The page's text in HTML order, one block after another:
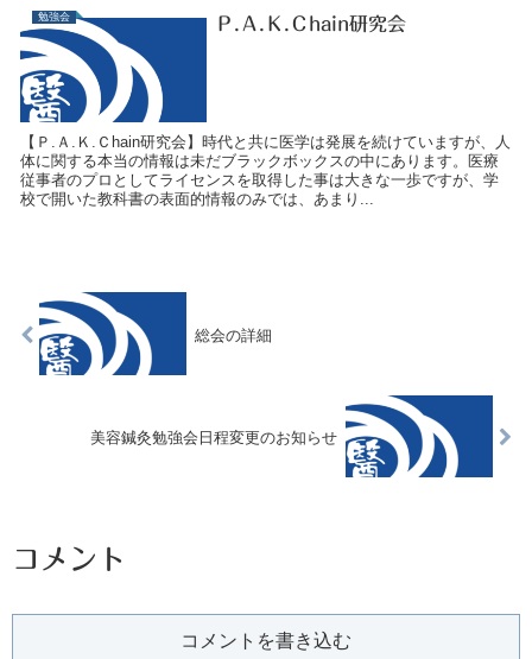
勉強会 Ｐ.Ａ.Ｋ.Ｃhain研究会
【Ｐ.Ａ.Ｋ.Ｃhain研究会】時代と共に医学は発展を続けていますが、人
体に関する本当の情報は未だブラックボックスの中にあります。医療
従事者のプロとしてライセンスを取得した事は大きな一歩ですが、学
校で開いた教科書の表面的情報のみでは、あまり...
総会の詳細
美容鍼灸勉強会日程変更のお知らせ
コメント
コメントを書き込む